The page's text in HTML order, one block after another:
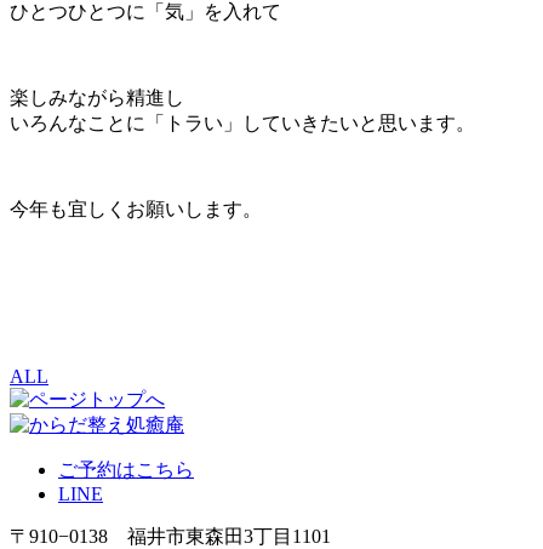
ひとつひとつに「気」を入れて
楽しみながら精進し
いろんなことに「トラい」していきたいと思います。
今年も宜しくお願いします。
ALL
ご予約はこちら
LINE
〒910−0138 福井市東森田3丁目1101